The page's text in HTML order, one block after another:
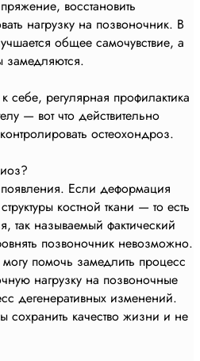
восстановить
нагрузку на позвоночник. В
общее самочувствие, а
замедляются.
регулярная профилактика
— вот что действительно
остеохондроз.
появления. Если деформация
костной ткани — то есть
так называемый фактический
позвоночник невозможно.
помочь замедлить процесс
нагрузку на позвоночные
дегенеративных изменений.
сохранить качество жизни и не